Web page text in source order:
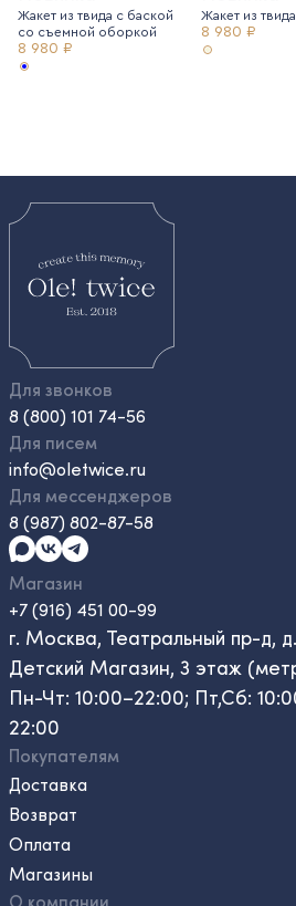
Жакет из твида с баской
со съемной оборкой
8 980 ₽
Жакет из
8 980 ₽
Для звонков
8 (800) 101 74-56
Для писем
info@oletwice.ru
Для мессенджеров
8 (987) 802-87-58
Магазин
+7 (916) 451 00-99
г. Москва, Театральный пр-д,
Детский Магазин, 3 этаж
Пн-Чт: 10:00–22:00; Пт,Сб:
22:00
Покупателям
Доставка
Возврат
Оплата
Магазины